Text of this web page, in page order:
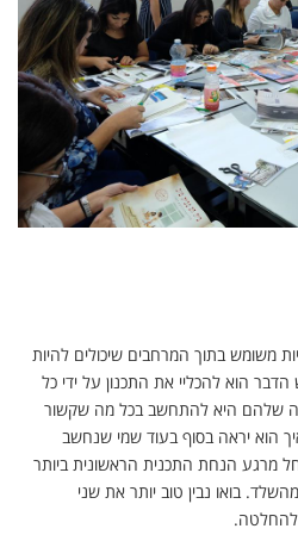
משומש בתוך המרחבים שיכולים להיות
הוא להכליי את התכנון על ידי כל
שלהם היא להתחשב בכל מה שקשור
הוא יראה בסוף בעוד שמי שנחשב
מרגע הנחת התכנית הראשונית ביותר
בואו נבין טוב יותר את שני
להחלטה.